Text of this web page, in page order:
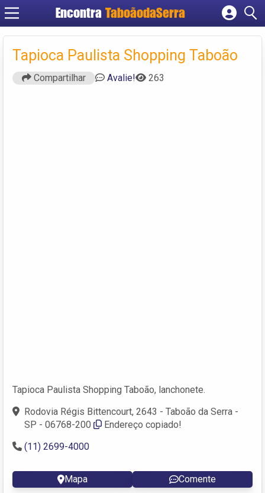
Encontra TaboãodaSerra
Cadastrar empresa
Criar conta
Tapioca Paulista Shopping Taboão
Compartilhar Avalie! 263
Tapioca Paulista Shopping Taboão, lanchonete.
Rodovia Régis Bittencourt, 2643 - Taboão da Serra -
SP - 06768-200
Endereço copiado!
(11) 2699-4000
Mapa Comente